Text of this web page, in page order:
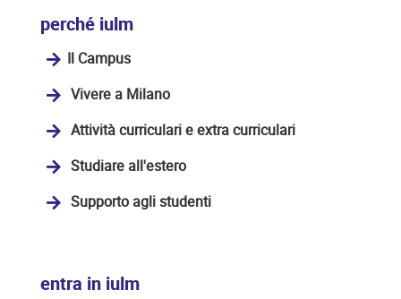
perché iulm
Il Campus
Vivere a Milano
Attività curriculari e extra curriculari
Studiare all'estero
Supporto agli studenti
entra in iulm